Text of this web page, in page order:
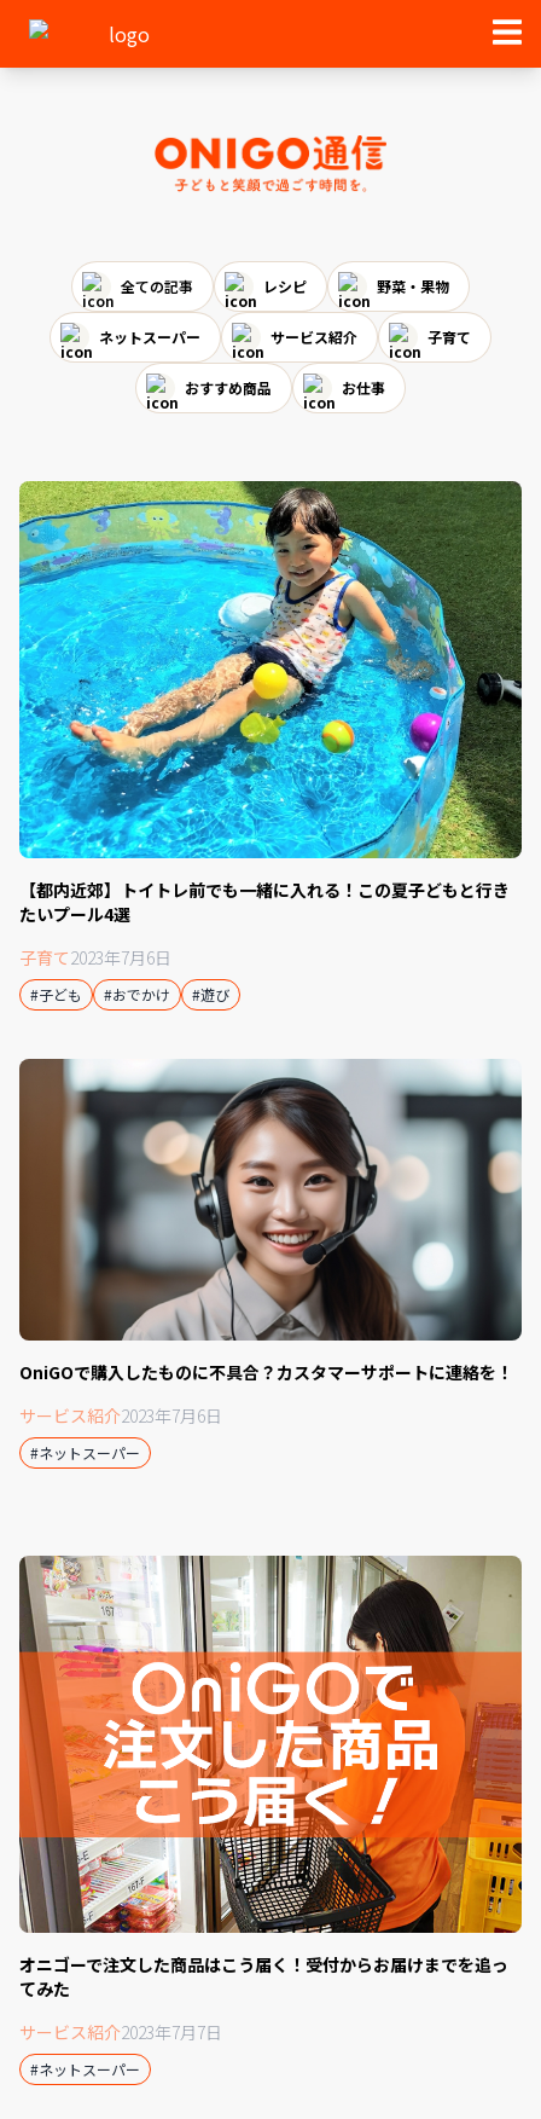
全ての記事 レシピ 野菜・果物
ネットスーパー サービス紹介 子育て
おすすめ商品 お仕事
【都内近郊】トイトレ前でも一緒に入れる！この夏子どもと行き
たいプール4選
子育て2023年7月6日
#子ども #おでかけ #遊び
OniGOで購入したものに不具合？カスタマーサポートに連絡を！
サービス紹介2023年7月6日
#ネットスーパー
オニゴーで注文した商品はこう届く！受付からお届けまでを追っ
てみた
サービス紹介2023年7月7日
#ネットスーパー